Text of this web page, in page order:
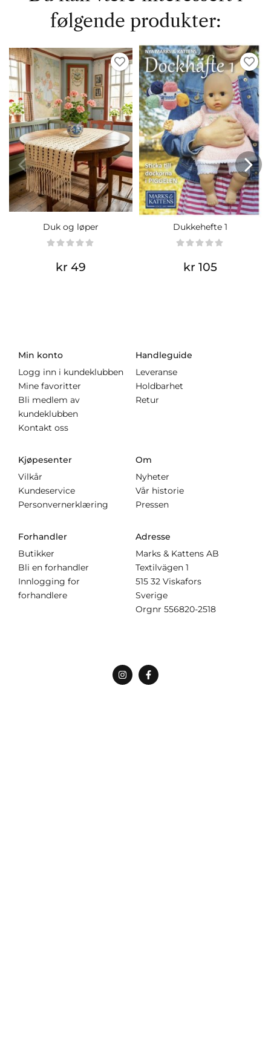
følgende produkter:
Duk og løper
kr 49
Dukkehefte 1
kr 105
Min konto
Logg inn i kundeklubben
Mine favoritter
Bli medlem av
kundeklubben
Kontakt oss
Handleguide
Leveranse
Holdbarhet
Retur
Kjøpesenter
Vilkår
Kundeservice
Personvernerklæring
Om
Nyheter
Vår historie
Pressen
Forhandler
Butikker
Bli en forhandler
Innlogging for
forhandlere
Adresse
Marks & Kattens AB
Textilvägen 1
515 32 Viskafors
Sverige
Orgnr 556820-2518